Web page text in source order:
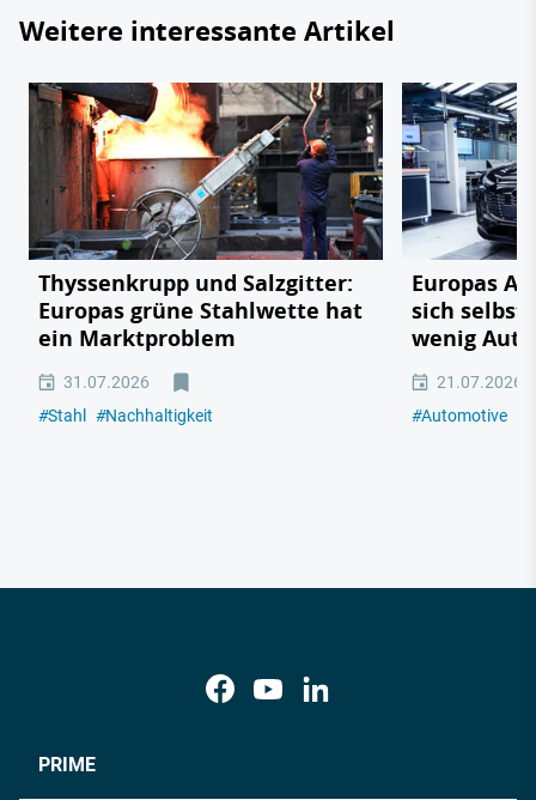
Weitere interessante Artikel
Thyssenkrupp und Salzgitter:
Europas grüne Stahlwette hat
ein Marktproblem
31.07.2026
#Stahl #Nachhaltigkeit
Europas
sich
wenig
21.07.2026
#Automotive
PRIME